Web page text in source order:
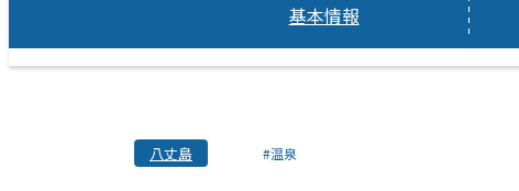
基本情報
八丈島 #温泉